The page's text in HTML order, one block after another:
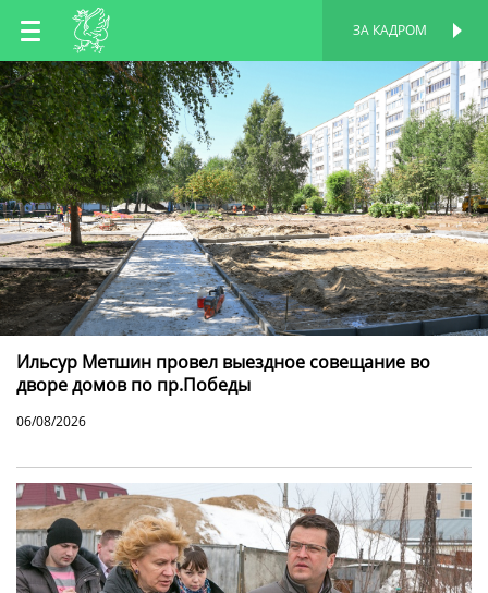
RU
EN
TT
ЗА КАДРОМ
Ильсур Метшин провел выездное совещание во
дворе домов по пр.Победы
06/08/2026
ПЕРСОНАЛЬНАЯ
СТРАНИЦА